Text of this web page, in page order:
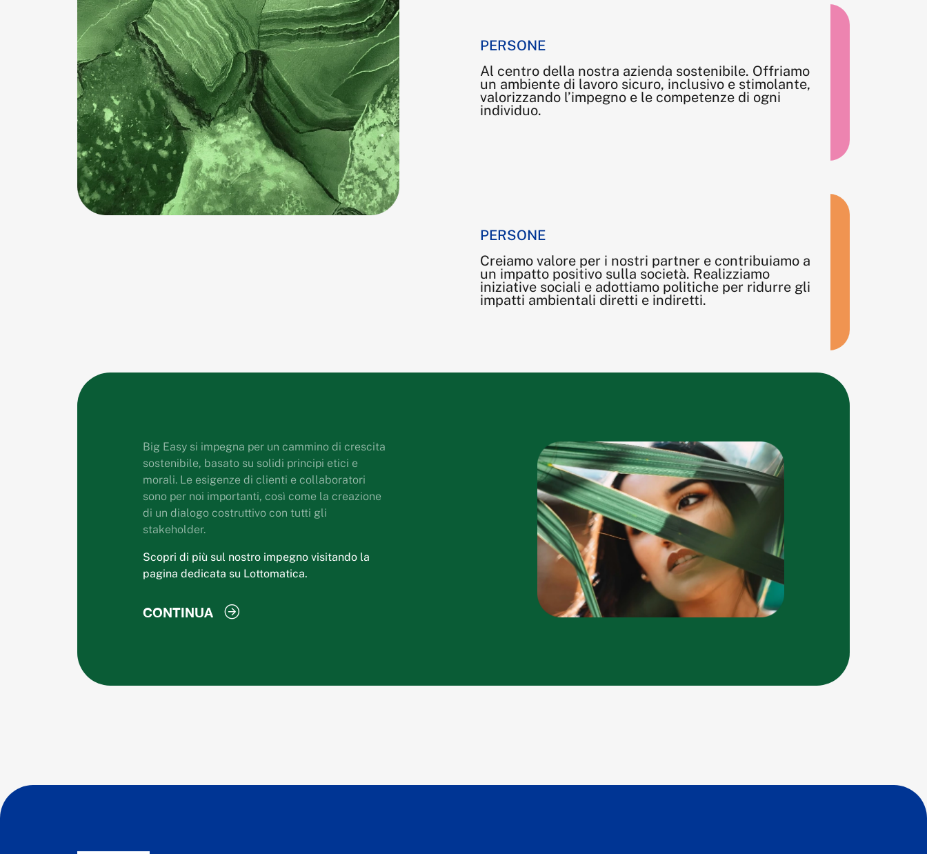
PERSONE
Al centro della nostra azienda sostenibile. Offriamo
un ambiente di lavoro sicuro, inclusivo e stimolante,
valorizzando l’impegno e le competenze di ogni
individuo.
PERSONE
Creiamo valore per i nostri partner e contribuiamo a
un impatto positivo sulla società. Realizziamo
iniziative sociali e adottiamo politiche per ridurre gli
impatti ambientali diretti e indiretti.
Big Easy si impegna per un cammino di crescita
sostenibile, basato su solidi principi etici e
morali. Le esigenze di clienti e collaboratori
sono per noi importanti, così come la creazione
di un dialogo costruttivo con tutti gli
stakeholder.
Scopri di più sul nostro impegno visitando la
pagina dedicata su Lottomatica.
CONTINUA